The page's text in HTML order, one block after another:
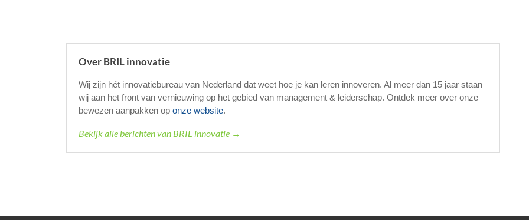
Over BRIL innovatie
Wij zijn hét innovatiebureau van Nederland dat weet hoe je kan leren innoveren. Al meer dan 15 jaar staan
wij aan het front van vernieuwing op het gebied van management & leiderschap. Ontdek meer over onze
bewezen aanpakken op onze website.
Bekijk alle berichten van BRIL innovatie →